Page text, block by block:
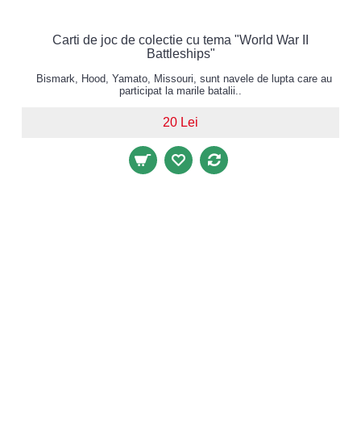
Carti de joc de colectie cu tema "World War II
Battleships"
Bismark, Hood, Yamato, Missouri, sunt navele de lupta care au
participat la marile batalii..
20 Lei